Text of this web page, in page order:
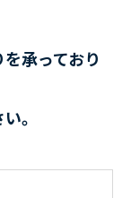
承っており
。